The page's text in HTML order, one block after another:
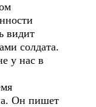
видит
солдата.
у нас в
Он пишет